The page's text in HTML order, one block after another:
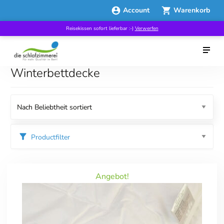
Account Warenkorb
Reisekissen sofort lieferbar :-) Verwerfen
Winterbettdecke
Productfilter
Angebot!